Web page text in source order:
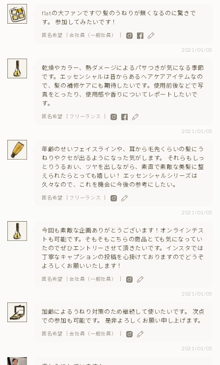
flatの大ファンです♡ 髪のうねりが無くなるのに驚きで
す。 参加してみたいです！
匿名希望 ｜会社員（一般社員） ｜
2021/01/05
乾燥やカラー、熱ダメージによるパサつきが気になる季節
です。エッセンシャルは昔からあるヘアケアアイテムなの
で、髪の補修ケアにも期待したいです。使用前後などで写
真をとったり、使用感や香りについてレポートしたいで
す。
匿名希望 ｜フリーランス ｜
2021/01/05
年齢のせいフェイスラインや、耳から毛先くらいの髪にう
ねりやクセが出るようになった気がします。 それらもしっ
とりうるおい、ツヤを出しながら、素直で素敵な美髪に整
えられたらとっても嬉しい！ エッセンシャルシリーズは
久々なので、これを機会に今後の参考にしたい。
匿名希望 ｜フリーランス ｜
2021/01/05
今回も素敵な企画ありがとうございます！オンラインテス
トも可能です。そもそもこちらの商品とても気になってい
たのでぜひエントリーさせて頂きたいです。インスタでは
丁寧なキャプションの投稿を心掛けておりますのでどうぞ
よろしくお願いいたします！
匿名希望 ｜会社員（一般社員） ｜
2021/01/05
加齢によるうねり対策のため継続して使いたいです。 次点
での参加も可能です。 是非よろしくお願い申し上げます。
匿名希望 ｜会社員（一般社員） ｜
2021/01/05